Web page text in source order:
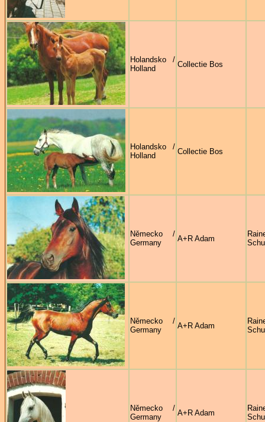
Holandsko /
Holland
Collectie Bos
Holandsko /
Holland
Collectie Bos
Německo /
Germany
A+R Adam
Německo /
Germany
A+R Adam
Německo /
Germany
A+R Adam